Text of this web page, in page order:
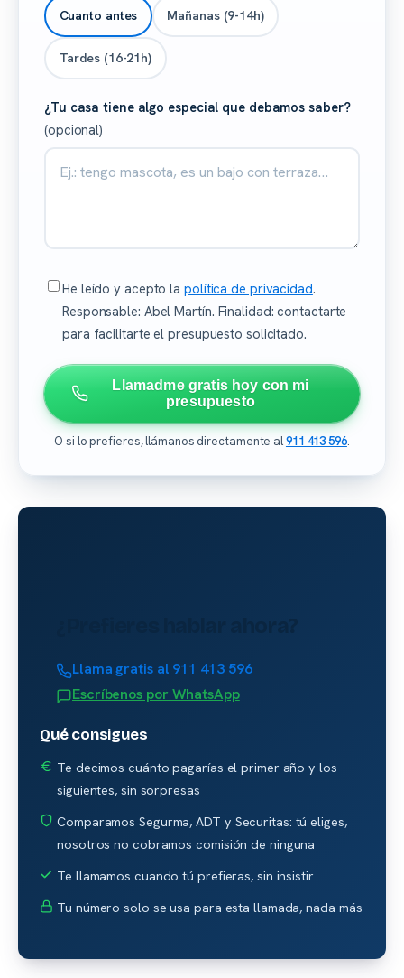
Cuanto antes Mañanas (9-14h)
Tardes (16-21h)
¿Tu casa tiene algo especial que debamos saber?
(opcional)
He leído y acepto la política de privacidad.
Responsable: Abel Martín. Finalidad: contactarte
para facilitarte el presupuesto solicitado.
Llamadme gratis hoy con mi
presupuesto
O si lo prefieres, llámanos directamente al911 413 596.
Llama gratis al 911 413 596
Escríbenos por WhatsApp
Qué consigues
Te decimos cuánto pagarías el primer año y los
siguientes, sin sorpresas
Comparamos Segurma, ADT y Securitas: tú eliges,
nosotros no cobramos comisión de ninguna
Te llamamos cuando tú prefieras, sin insistir
Tu número solo se usa para esta llamada, nada más